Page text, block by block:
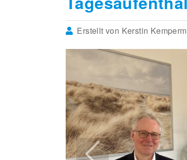
Erstellt von Kerstin